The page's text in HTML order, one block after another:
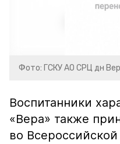
Фото: ГСКУ АО СРЦ дн
Воспитанники
«Вера» также
во